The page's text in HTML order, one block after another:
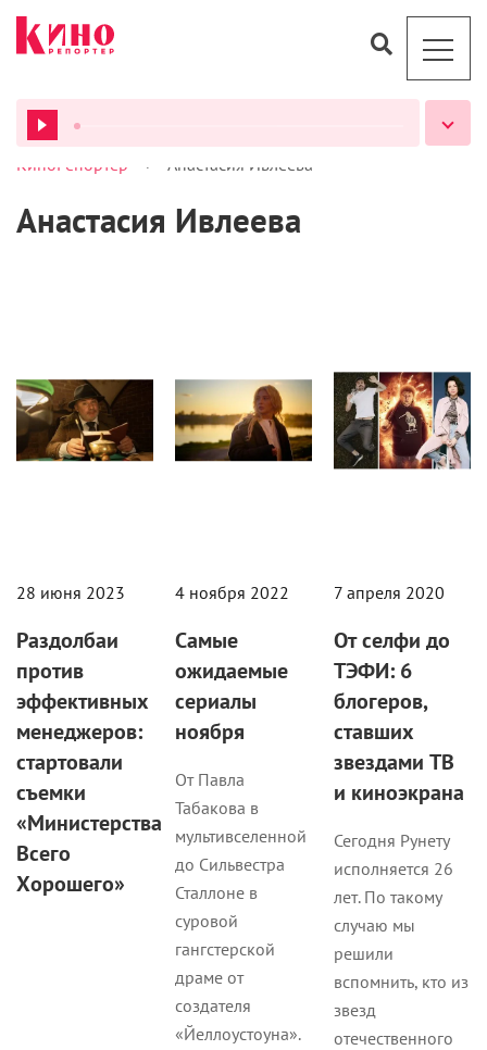
ВСЕ ПОДКАСТЫ
КиноРепортер > Анастасия Ивлеева
Анастасия Ивлеева
28 июня 2023
Раздолбаи
против
эффективных
менеджеров:
стартовали
съемки
«Министерства
Всего
Хорошего»
4 ноября 2022
Самые
ожидаемые
сериалы
ноября
От Павла
Табакова в
мультивселенной
до Сильвестра
Сталлоне в
суровой
гангстерской
драме от
создателя
«Йеллоустоуна».
7 апреля 2020
От селфи до
ТЭФИ: 6
блогеров,
ставших
звездами ТВ
и киноэкрана
Сегодня Рунету
исполняется 26
лет. По такому
случаю мы
решили
вспомнить, кто из
звезд
отечественного